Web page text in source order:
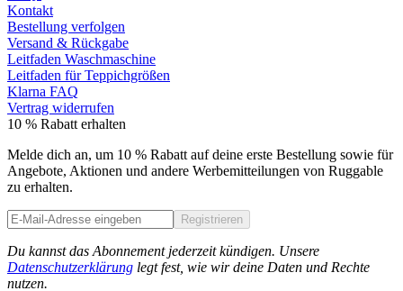
Kontakt
Bestellung verfolgen
Versand & Rückgabe
Leitfaden Waschmaschine
Leitfaden für Teppichgrößen
Klarna FAQ
Vertrag widerrufen
10 % Rabatt erhalten
Melde dich an, um 10 % Rabatt auf deine erste Bestellung sowie für
Angebote, Aktionen und andere Werbemitteilungen von Ruggable
zu erhalten.
Registrieren
Du kannst das Abonnement jederzeit kündigen. Unsere
Datenschutzerklärung legt fest, wie wir deine Daten und Rechte
nutzen.